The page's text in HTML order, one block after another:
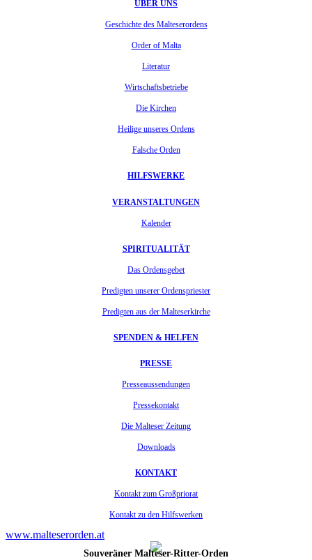
ÜBER UNS
Geschichte des Malteserordens
Order of Malta
Literatur
Wirtschaftsbetriebe
Die Kirchen
Heilige unseres Ordens
Falsche Orden
HILFSWERKE
VERANSTALTUNGEN
Kalender
SPIRITUALITÄT
Das Ordensgebet
Predigten unserer Ordenspriester
Predigten aus der Malteserkirche
SPENDEN & HELFEN
PRESSE
Presseaussendungen
Pressekontakt
Die Malteser Zeitung
Downloads
KONTAKT
Kontakt zum Großpriorat
Kontakt zu den Hilfswerken
www.malteserorden.at
Souveräner Malteser-Ritter-Orden